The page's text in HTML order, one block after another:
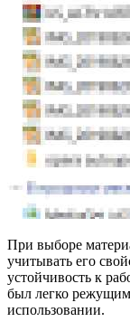
При выборе
учитывать его
устойчивость к
был легко
использовании.